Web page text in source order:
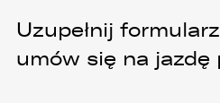
Uzupełnij
umów się na jazdę